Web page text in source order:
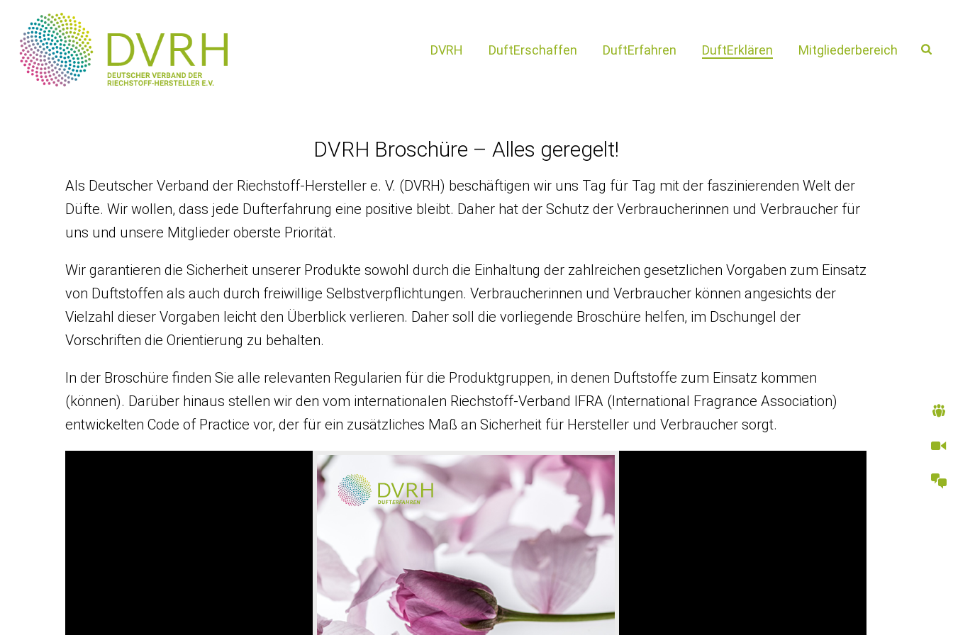
DVRH DuftErschaffen DuftErfahren DuftErklären Mitgliederbereich
DVRH Broschüre – Alles geregelt!
Als Deutscher Verband der Riechstoff-Hersteller e. V. (DVRH) beschäftigen wir uns Tag für Tag mit der faszinierenden Welt der
Düfte. Wir wollen, dass jede Dufterfahrung eine positive bleibt. Daher hat der Schutz der Verbraucherinnen und Verbraucher für
uns und unsere Mitglieder oberste Priorität.
Wir garantieren die Sicherheit unserer Produkte sowohl durch die Einhaltung der zahlreichen gesetzlichen Vorgaben zum Einsatz
von Duftstoffen als auch durch freiwillige Selbstverpflichtungen. Verbraucherinnen und Verbraucher können angesichts der
Vielzahl dieser Vorgaben leicht den Überblick verlieren. Daher soll die vorliegende Broschüre helfen, im Dschungel der
Vorschriften die Orientierung zu behalten.
In der Broschüre finden Sie alle relevanten Regularien für die Produktgruppen, in denen Duftstoffe zum Einsatz kommen
(können). Darüber hinaus stellen wir den vom internationalen Riechstoff-Verband IFRA (International Fragrance Association)
entwickelten Code of Practice vor, der für ein zusätzliches Maß an Sicherheit für Hersteller und Verbraucher sorgt.